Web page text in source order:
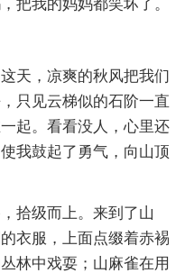
把我的妈妈都笑坏了。
天，凉爽的秋风把我们
只见云梯似的石阶一直
起。看看没人，心里还
我鼓起了勇气，向山顶
拾级而上。来到了山
衣服，上面点缀着赤裼
林中戏耍；山麻雀在用